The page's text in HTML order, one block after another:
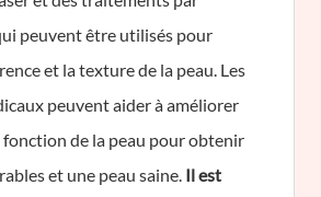
peuvent être utilisés pour
et la texture de la peau. Les
peuvent aider à améliorer
fonction de la peau pour obtenir
et une peau saine. Il est